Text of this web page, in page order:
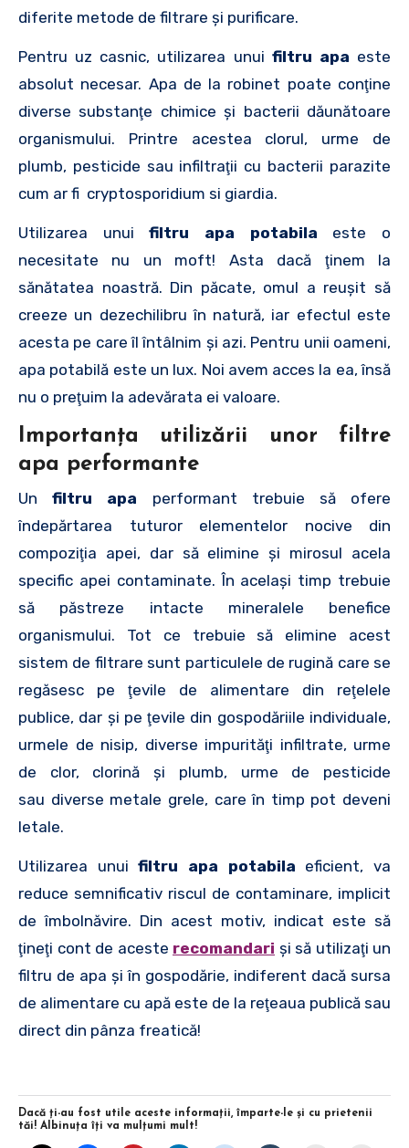
diferite metode de filtrare şi purificare.
Pentru uz casnic, utilizarea unui filtru apa este
absolut necesar. Apa de la robinet poate conţine
diverse substanţe chimice şi bacterii dăunătoare
organismului. Printre acestea clorul, urme de
plumb, pesticide sau infiltraţii cu bacterii parazite
cum ar fi cryptosporidium si giardia.
Utilizarea unuifiltru apa potabila este o
necesitate nu un moft! Asta dacă ţinem la
sănătatea noastră. Din păcate, omul a reuşit să
creeze un dezechilibru în natură, iar efectul este
acesta pe care îl întâlnim şi azi. Pentru unii oameni,
apa potabilă este un lux. Noi avem acces la ea, însă
nu o preţuim la adevărata ei valoare.
Importanţa utilizării unor filtre
apa performante
Unfiltru apa performant trebuie să ofere
îndepărtarea tuturor elementelor nocive din
compoziţia apei, dar să elimine şi mirosul acela
specific apei contaminate. În acelaşi timp trebuie
să păstreze intacte mineralele benefice
organismului. Tot ce trebuie să elimine acest
sistem de filtrare sunt particulele de rugină care se
regăsesc pe ţevile de alimentare din reţelele
publice, dar şi pe ţevile din gospodăriile individuale,
urmele de nisip, diverse impurităţi infiltrate, urme
de clor, clorină şi plumb, urme de pesticide
sau diverse metale grele, care în timp pot deveni
letale.
Utilizarea unuifiltru apa potabila eficient, va
reduce semnificativ riscul de contaminare, implicit
de îmbolnăvire. Din acest motiv, indicat este să
ţineţi cont de aceste recomandari şi să utilizaţi un
filtru de apa şi în gospodărie, indiferent dacă sursa
de alimentare cu apă este de la reţeaua publică sau
direct din pânza freatică!
Dacă ţi-au fost utile aceste informaţii, împarte-le şi cu prietenii
tăi! Albinuţa îţi va mulţumi mult!